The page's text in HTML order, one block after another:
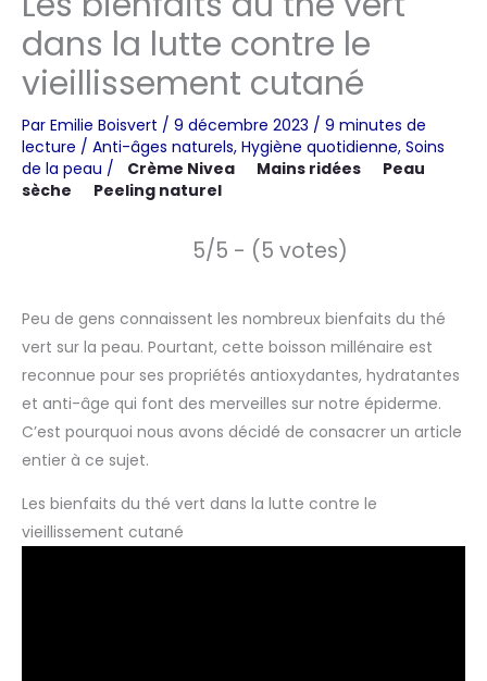
dans la lutte contre le
vieillissement cutané
Par Emilie Boisvert / 9 décembre 2023 / 9 minutes de
lecture / Anti-âges naturels, Hygiène quotidienne, Soins
de la peau / Crème Nivea Mains ridées
Peau
sèche
Peeling naturel
5/5 - (5 votes)
Peu de gens connaissent les nombreux bienfaits du thé
vert sur la peau. Pourtant, cette boisson millénaire est
reconnue pour ses propriétés antioxydantes, hydratantes
et anti-âge qui font des merveilles sur notre épiderme.
C’est pourquoi nous avons décidé de consacrer un article
entier à ce sujet.
Les bienfaits du thé vert dans la lutte contre le
vieillissement cutané